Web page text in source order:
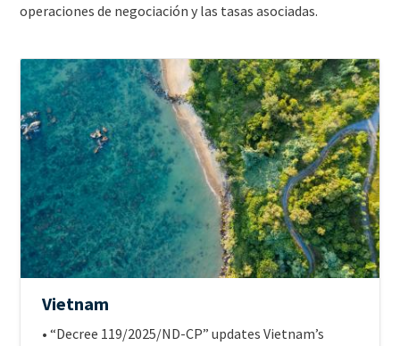
operaciones de negociación y las tasas asociadas.
ETS
Jurisdiction
Image
Official
name
Vietnam
Intro
• “Decree 119/2025/ND-CP” updates Vietnam’s